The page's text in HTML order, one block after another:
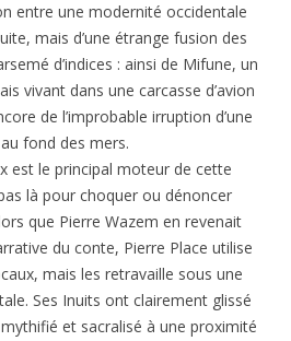
entre une modernité occidentale
mais d’une étrange fusion des
d’indices : ainsi de Mifune, un
vivant dans une carcasse d’avion
de l’improbable irruption d’une
fond des mers.
est le principal moteur de cette
là pour choquer ou dénoncer
que Pierre Wazem en revenait
du conte, Pierre Place utilise
mais les retravaille sous une
Ses Inuits ont clairement glissé
et sacralisé à une proximité